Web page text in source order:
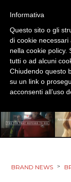
EVENTI
MOBILE
PROMOZIONI
PRODOTTI
CSR
BRAND NEWS >
Informativa
Questo sito o gli
di cookie
nella cookie policy.
tutti o ad alcuni
Chiudendo questo
su un link o
acconsenti all’uso